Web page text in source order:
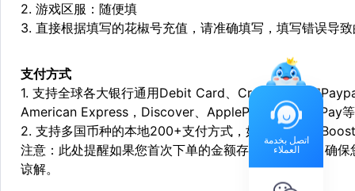
2. 游戏区服：随便填
3. 直接根据填写的花椒号充值，请准确填写，填写错误导
支付方式
1. 支持全球各大银行通用Debit Card、Credit Card和
American Express，Discover、ApplePay和GooglePay
2. 支持多国币种的本地200+支付方式，如：Alipay，
注意：此处提醒如果您首次下单的金额存在异常，为了确
谅解。
اتصل بخدمة
العملاء